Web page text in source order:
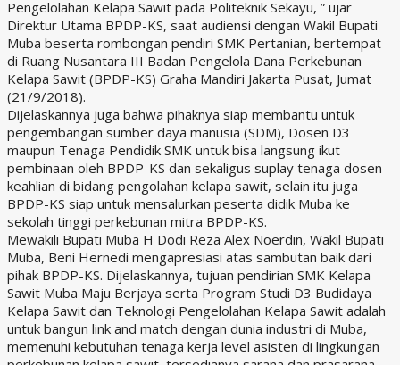
Pengelolahan Kelapa Sawit pada Politeknik Sekayu, ” ujar
Direktur Utama BPDP-KS, saat audiensi dengan Wakil Bupati
Muba beserta rombongan pendiri SMK Pertanian, bertempat
di Ruang Nusantara III Badan Pengelola Dana Perkebunan
Kelapa Sawit (BPDP-KS) Graha Mandiri Jakarta Pusat, Jumat
(21/9/2018).
Dijelaskannya juga bahwa pihaknya siap membantu untuk
pengembangan sumber daya manusia (SDM), Dosen D3
maupun Tenaga Pendidik SMK untuk bisa langsung ikut
pembinaan oleh BPDP-KS dan sekaligus suplay tenaga dosen
keahlian di bidang pengolahan kelapa sawit, selain itu juga
BPDP-KS siap untuk mensalurkan peserta didik Muba ke
sekolah tinggi perkebunan mitra BPDP-KS.
Mewakili Bupati Muba H Dodi Reza Alex Noerdin, Wakil Bupati
Muba, Beni Hernedi mengapresiasi atas sambutan baik dari
pihak BPDP-KS. Dijelaskannya, tujuan pendirian SMK Kelapa
Sawit Muba Maju Berjaya serta Program Studi D3 Budidaya
Kelapa Sawit dan Teknologi Pengelolahan Kelapa Sawit adalah
untuk bangun link and match dengan dunia industri di Muba,
memenuhi kebutuhan tenaga kerja level asisten di lingkungan